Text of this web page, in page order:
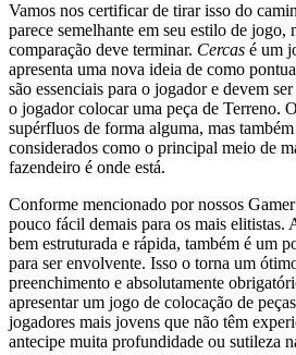
Vamos nos certificar de tirar isso do
parece semelhante em seu estilo de jogo,
comparação deve terminar. Cercas é um
apresenta uma nova ideia de como
são essenciais para o jogador e devem
o jogador colocar uma peça de Terreno.
supérfluos de forma alguma, mas
considerados como o principal meio de
fazendeiro é onde está.
Conforme mencionado por nossos
pouco fácil demais para os mais elitistas.
bem estruturada e rápida, também é um
para ser envolvente. Isso o torna um
preenchimento e absolutamente
apresentar um jogo de colocação de
jogadores mais jovens que não têm
antecipe muita profundidade ou sutileza